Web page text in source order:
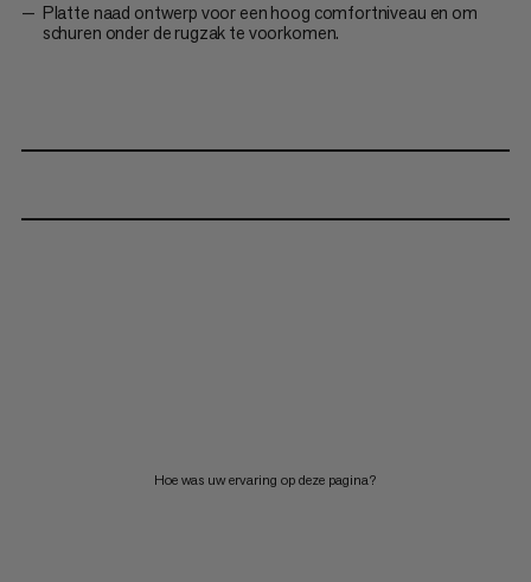
Platte naad ontwerp voor een hoog comfortniveau en om
schuren onder de rugzak te voorkomen.
Hoe was uw ervaring op deze pagina?